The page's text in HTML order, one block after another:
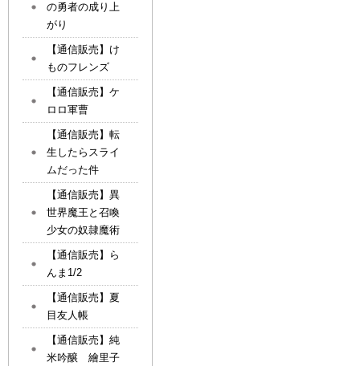
の勇者の成り上
がり
【通信販売】け
ものフレンズ
【通信販売】ケ
ロロ軍曹
【通信販売】転
生したらスライ
ムだった件
【通信販売】異
世界魔王と召喚
少女の奴隷魔術
【通信販売】ら
んま1/2
【通信販売】夏
目友人帳
【通信販売】純
米吟醸 繪里子